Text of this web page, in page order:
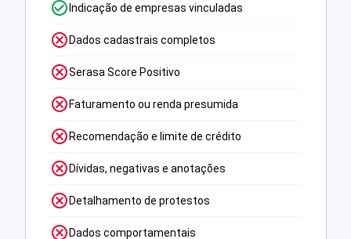
Indicação de empresas vinculadas
Dados cadastrais completos
Serasa Score Positivo
Faturamento ou renda presumida
Recomendação e limite de crédito
Dívidas, negativas e anotações
Detalhamento de protestos
Dados comportamentais